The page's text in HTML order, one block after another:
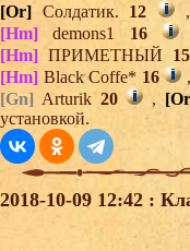
[Or] Солдатик. 12 ,
[Hm] demons1 16
[Hm] ПРИМЕТНЫЙ 15
[Hm] Black Coffe* 16 ,
[Gn] Arturik 20 ,
установкой.
2018-10-09 12:42 :